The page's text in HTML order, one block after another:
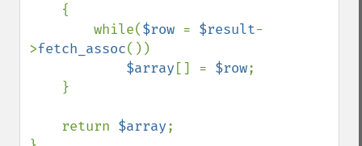
        while(
$row = $result-
>fetch_assoc())
$array [] = $row;
    return
$array;